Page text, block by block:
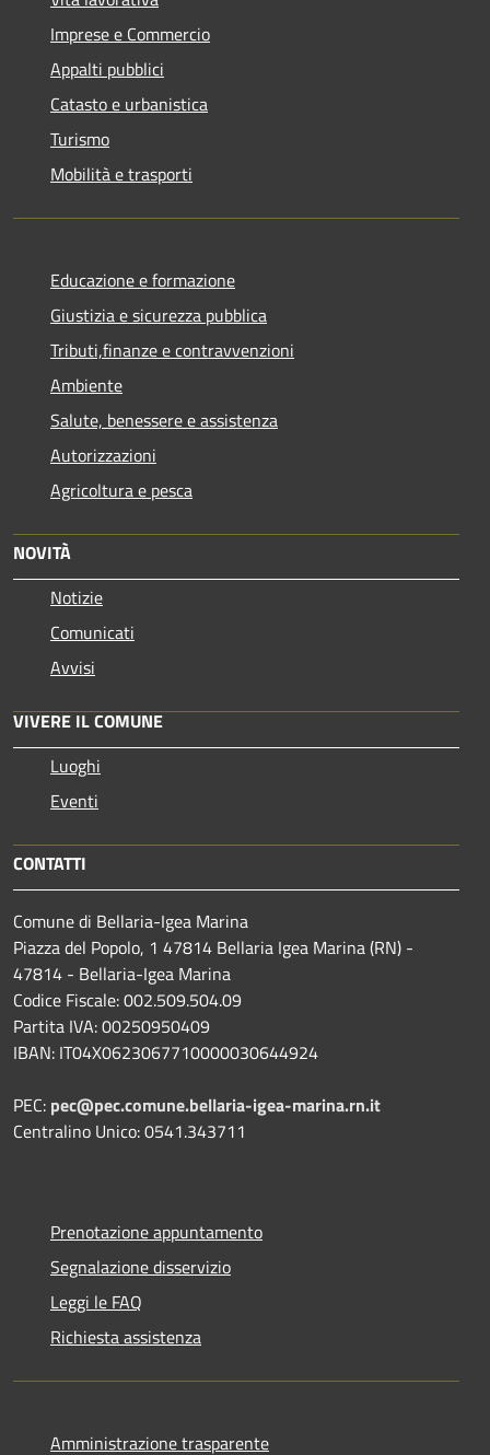
Imprese e Commercio
Appalti pubblici
Catasto e urbanistica
Turismo
Mobilità e trasporti
Educazione e formazione
Giustizia e sicurezza pubblica
Tributi,finanze e contravvenzioni
Ambiente
Salute, benessere e assistenza
Autorizzazioni
Agricoltura e pesca
NOVITÀ
Notizie
Comunicati
Avvisi
VIVERE IL COMUNE
Luoghi
Eventi
CONTATTI
Comune di Bellaria-Igea Marina
Piazza del Popolo, 1 47814 Bellaria Igea Marina (RN) -
47814 - Bellaria-Igea Marina
Codice Fiscale: 002.509.504.09
Partita IVA: 00250950409
IBAN: IT04X0623067710000030644924
PEC: pec@pec.comune.bellaria-igea-marina.rn.it
Centralino Unico: 0541.343711
Prenotazione appuntamento
Segnalazione disservizio
Leggi le FAQ
Richiesta assistenza
Amministrazione trasparente